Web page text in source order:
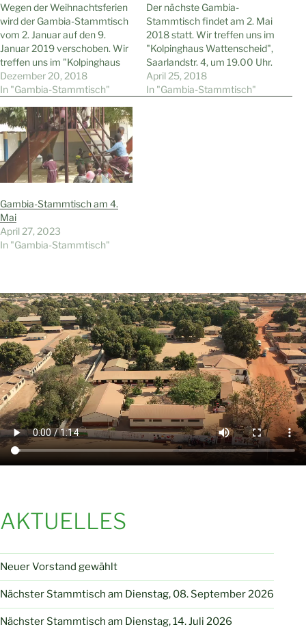
Wegen der Weihnachtsferien
wird der Gambia-Stammtisch
vom 2. Januar auf den 9.
Januar 2019 verschoben. Wir
treffen uns im "Kolpinghaus
Wattenscheid", Saarlandstr. 4,
um 19.00 Uhr. Gäste sind wie
Dezember 20, 2018
In "Gambia-Stammtisch"
Der nächste Gambia-
Stammtisch findet am 2. Mai
2018 statt. Wir treffen uns im
"Kolpinghaus Wattenscheid",
Saarlandstr. 4, um 19.00 Uhr.
Gäste sind wie immer herzlich
willkommen.
April 25, 2018
In "Gambia-Stammtisch"
Gambia-Stammtisch am 4.
Mai
April 27, 2023
In "Gambia-Stammtisch"
AKTUELLES
Neuer Vorstand gewählt
Nächster Stammtisch am Dienstag, 08. September 2026
Nächster Stammtisch am Dienstag, 14. Juli 2026